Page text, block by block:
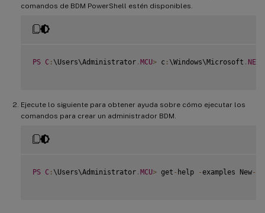
comandos de BDM PowerShell estén disponibles.
PS C : \Users\Administrator . MCU> c : \Windows\Microsoft . NET
Ejecute lo siguiente para obtener ayuda sobre cómo ejecutar los
comandos para crear un administrador BDM.
PS C : \Users\Administrator . MCU> get - help -examples New-